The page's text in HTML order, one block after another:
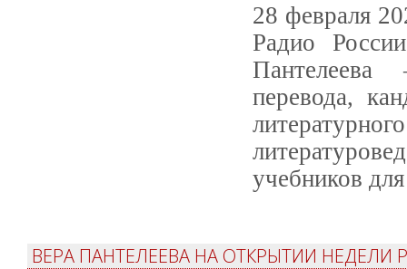
28 февраля
Радио
перевода,
учебников
ВЕРА ПАНТЕЛЕЕВА НА ОТКРЫТИИ